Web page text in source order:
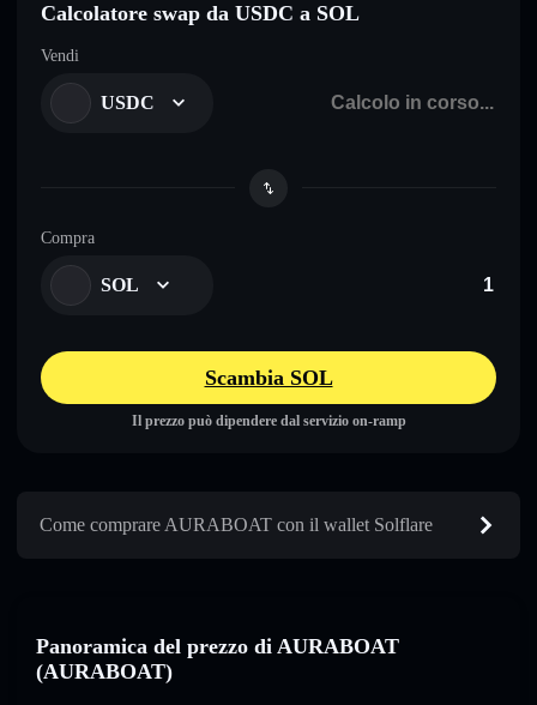
Calcolatore swap da USDC a SOL
Vendi
USDC
Compra
SOL
Scambia SOL
Il prezzo può dipendere dal servizio on-ramp
Come comprare AURABOAT con il wallet Solflare
Panoramica del prezzo di AURABOAT
(AURABOAT)